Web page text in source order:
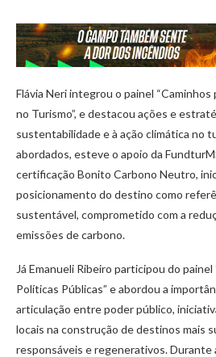
Flávia Neri integrou o painel “Caminhos
no Turismo”, e destacou ações e
sustentabilidade e à ação climática no
abordados, esteve o apoio da
certificação Bonito Carbono Neutro,
posicionamento do destino como
sustentável, comprometido com a
emissões de carbono.
Já Emanueli Ribeiro participou do
Políticas Públicas” e abordou a
articulação entre poder público,
locais na construção de destinos mais
responsáveis e regenerativos. Durante